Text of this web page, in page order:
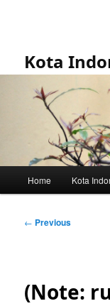
Kota
Home Kota
Post
← Previous
(Note: